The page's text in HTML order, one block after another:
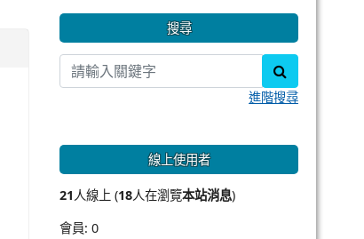
搜尋
進階搜尋
線上使用者
21人線上 (18人在瀏覽本站消息)
會員: 0